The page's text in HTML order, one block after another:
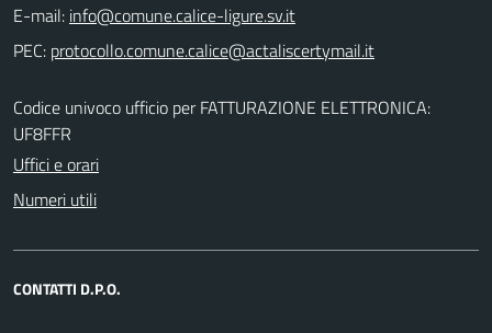
E-mail:
PEC:
Codice univoco ufficio per FATTURAZIONE ELETTRONICA:
UF8FFR
Uffici e orari
Numeri utili
CONTATTI D.P.O.